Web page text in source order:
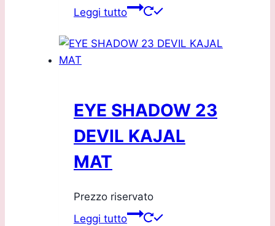
Leggi tutto
EYE SHADOW 23
DEVIL KAJAL
MAT
Prezzo riservato
Leggi tutto